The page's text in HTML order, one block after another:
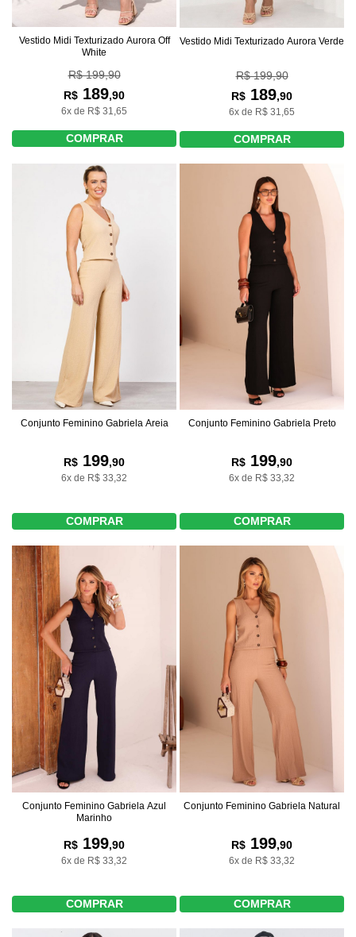
Vestido Midi Texturizado Aurora Off
White
R$ 199,90
R$ 189,90
6x de R$ 31,65
COMPRAR
Vestido Midi Texturizado Aurora Verde
R$ 199,90
R$ 189,90
6x de R$ 31,65
COMPRAR
Conjunto Feminino Gabriela Areia
R$ 199,90
6x de R$ 33,32
COMPRAR
Conjunto Feminino Gabriela Preto
R$ 199,90
6x de R$ 33,32
COMPRAR
Conjunto Feminino Gabriela Azul
Marinho
R$ 199,90
6x de R$ 33,32
COMPRAR
Conjunto Feminino Gabriela Natural
R$ 199,90
6x de R$ 33,32
COMPRAR